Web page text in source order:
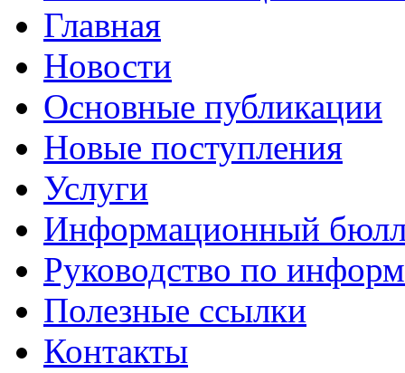
Главная
Новости
Основные публикации
Новые поступления
Услуги
Информационный
Руководство по
Полезные ссылки
Контакты